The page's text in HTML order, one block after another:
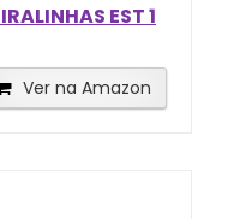
EST 1
Ver na Amazon